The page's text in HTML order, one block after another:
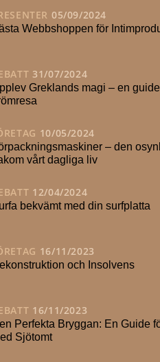
05/09/2024
Webbshoppen för
31/07/2024
Greklands magi – en
10/05/2024
– den
vårt dagliga liv
12/04/2024
bekvämt med din surfplatta
16/11/2023
och Insolvens
16/11/2023
Perfekta Bryggan: En Guide
Sjötomt